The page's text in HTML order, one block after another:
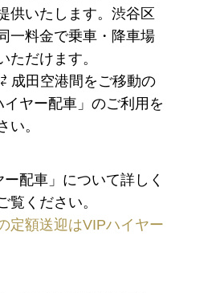
供いたします。渋谷区
一料金で乗車・降車場
ただけます。
成田空港間をご移動の
イヤー配車」のご利用を
い。
ー配車」について詳しく
覧ください。
定額送迎はVIPハイヤー